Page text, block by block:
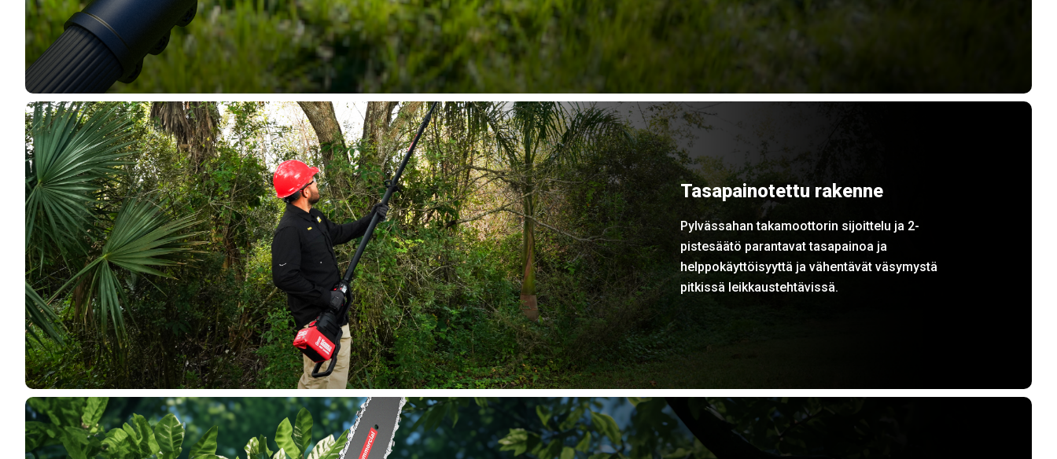
Tasapainotettu rakenne
Pylvässahan takamoottorin sijoittelu ja 2-
pistesäätö parantavat tasapainoa ja
helppokäyttöisyyttä ja vähentävät väsymystä
pitkissä leikkaustehtävissä.